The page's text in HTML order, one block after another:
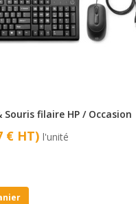
Souris filaire HP / Occasion
€ HT) l'unité